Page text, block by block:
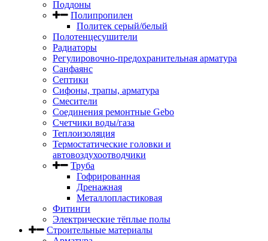
Поддоны
Полипропилен
Политек серый/белый
Полотенцесушители
Радиаторы
Регулировочно-предохранительная арматура
Санфаянс
Септики
Сифоны, трапы, арматура
Смесители
Соединения ремонтные Gebo
Счетчики воды/газа
Теплоизоляция
Термостатические головки и
автовоздухоотводчики
Труба
Гофрированная
Дренажная
Металлопластиковая
Фитинги
Электрические тёплые полы
Строительные материалы